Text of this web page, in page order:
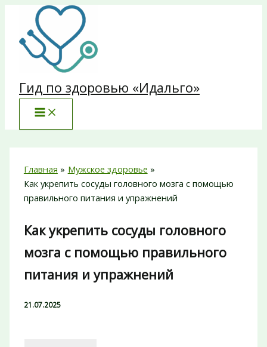
Перейти
содержимому
Гид по здоровью «Идальго»
Главная
Мужское здоровье
Как укрепить сосуды головного мозга с помощью
правильного питания и упражнений
Как укрепить сосуды головного
мозга с помощью правильного
питания и упражнений
21.07.2025